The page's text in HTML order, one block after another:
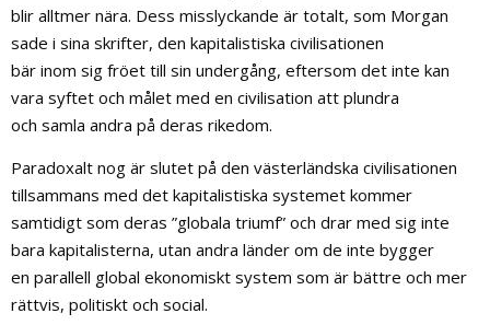
blir alltmer nära. Dess misslyckande är totalt, som Morgan
sade i sina skrifter, den kapitalistiska civilisationen
bär inom sig fröet till sin undergång, eftersom det inte kan
vara syftet och målet med en civilisation att plundra
och samla andra på deras rikedom.
Paradoxalt nog är slutet på den västerländska civilisationen
tillsammans med det kapitalistiska systemet kommer
samtidigt som deras ”globala triumf” och drar med sig inte
bara kapitalisterna, utan andra länder om de inte bygger
en parallell global ekonomiskt system som är bättre och mer
rättvis, politiskt och social.